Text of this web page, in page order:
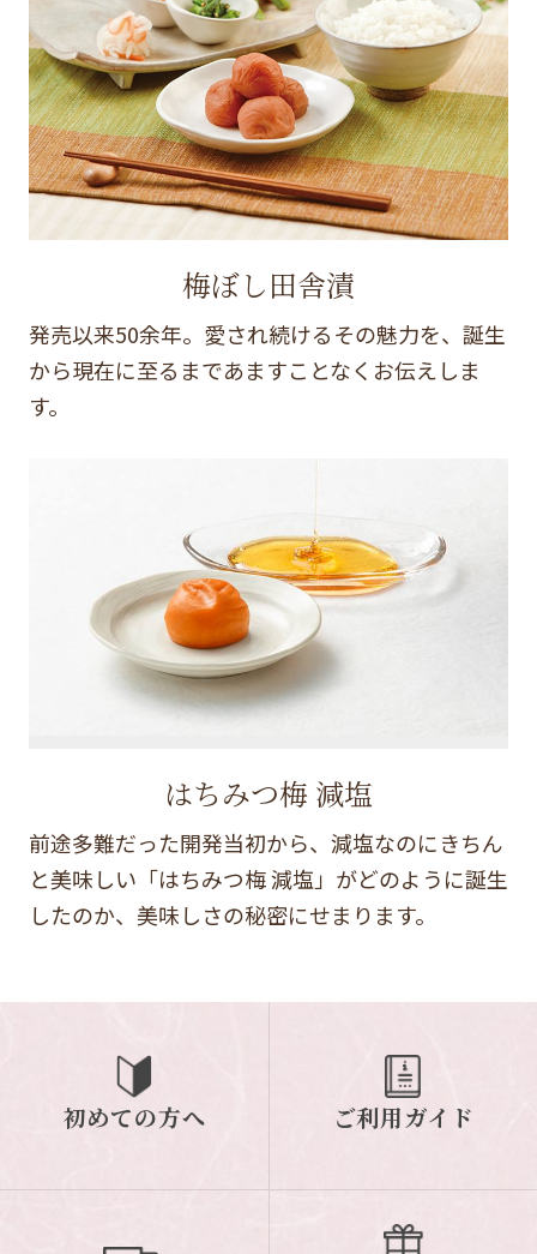
梅ぼし田舎漬
発売以来50余年。愛され続けるその魅力を、誕生
から現在に至るまであますことなくお伝えしま
す。
はちみつ梅 減塩
前途多難だった開発当初から、減塩なのにきちん
と美味しい「はちみつ梅 減塩」がどのように誕生
したのか、美味しさの秘密にせまります。
初めての方へ ご利用ガイド